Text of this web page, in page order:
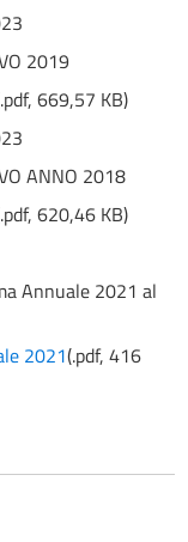
2019
.pdf, 669,57 KB)
ANNO 2018
.pdf, 620,46 KB)
Annuale 2021 al
2021(.pdf, 416